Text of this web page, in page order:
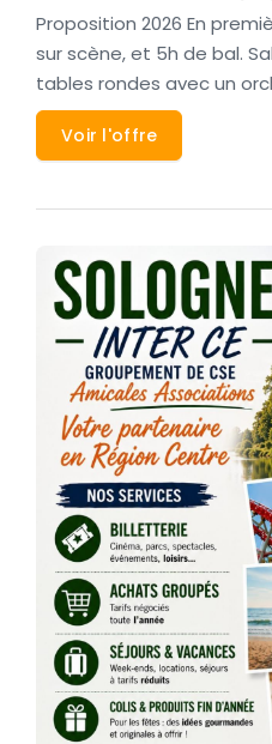
Proposition 2026 En
sur scène, et 5h de bal.
tables rondes avec un
Voir l'offre